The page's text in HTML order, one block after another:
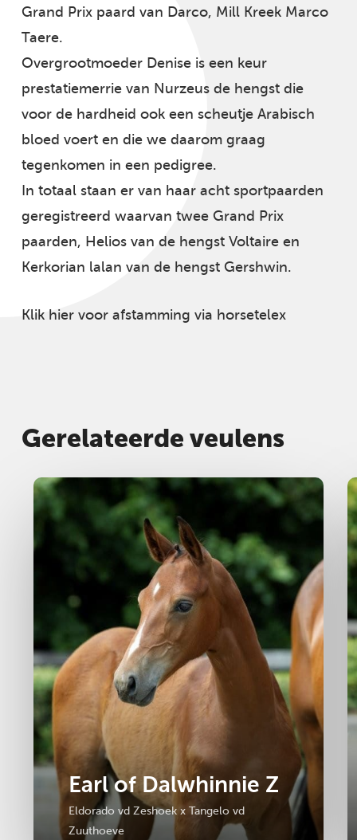
Grand Prix paard van Darco, Mill Kreek Marco
Taere.
Overgrootmoeder Denise is een keur
prestatiemerrie van Nurzeus de hengst die
voor de hardheid ook een scheutje Arabisch
bloed voert en die we daarom graag
tegenkomen in een pedigree.
In totaal staan er van haar acht sportpaarden
geregistreerd waarvan twee Grand Prix
paarden, Helios van de hengst Voltaire en
Kerkorian lalan van de hengst Gershwin.
Klik hier voor afstamming via horsetelex
Gerelateerde veulens
Hengst
Earl of Dalwhinnie Z
Eldorado vd Zeshoek x Tangelo vd
Zuuthoeve